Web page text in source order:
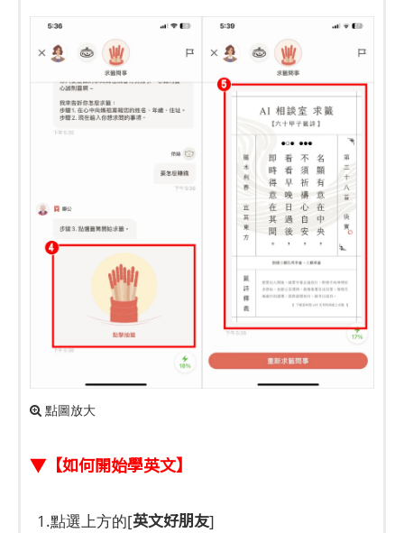
點圖放大
▼【如何開始學英文】
1.點選上方的[英文好朋友]